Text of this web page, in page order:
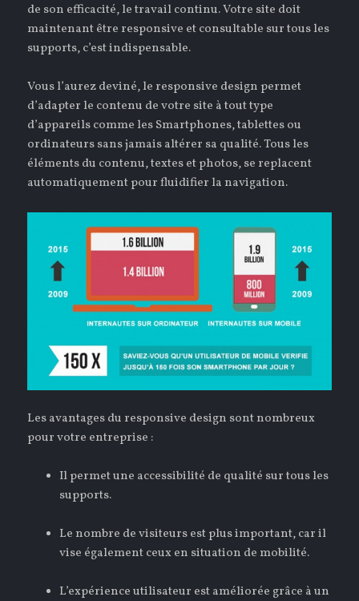
de son efficacité, le travail continu. Votre site doit
maintenant être responsive et consultable sur tous les
supports, c’est indispensable.
Vous l’aurez deviné, le responsive design permet
d’adapter le contenu de votre site à tout type
d’appareils comme les Smartphones, tablettes ou
ordinateurs sans jamais altérer sa qualité. Tous les
éléments du contenu, textes et photos, se replacent
automatiquement pour fluidifier la navigation.
Les avantages du responsive design sont nombreux
pour votre entreprise :
Il permet une accessibilité de qualité sur tous les
supports.
Le nombre de visiteurs est plus important, car il
vise également ceux en situation de mobilité.
L’expérience utilisateur est améliorée grâce à un